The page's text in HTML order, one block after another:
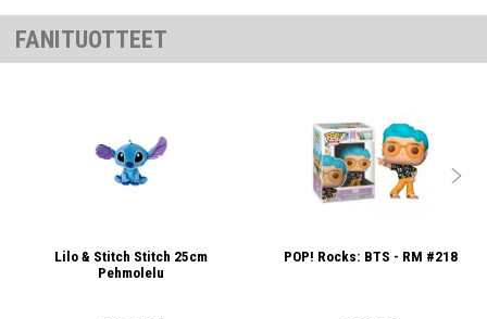
FANITUOTTEET
Lilo & Stitch Stitch 25cm
Pehmolelu
POP! Rocks: BTS - RM #218
